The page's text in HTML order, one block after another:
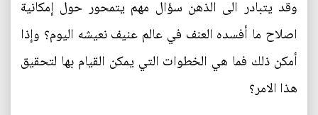
وقد يتبادر الى الذهن سؤال مهم يتمحور حول إمكانية
اصلاح ما أفسده العنف في عالم عنيف نعيشه اليوم؟ وإذا
أمكن ذلك فما هي الخطوات التي يمكن القيام بها لتحقيق
هذا الامر؟